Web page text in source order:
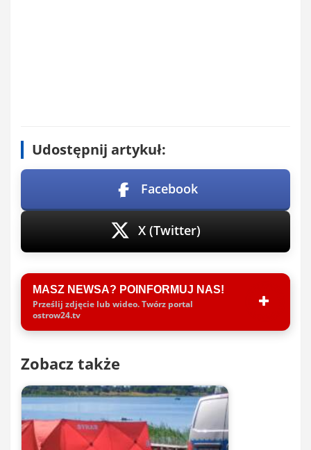
Udostępnij artykuł:
Facebook
X (Twitter)
MASZ NEWSA? POINFORMUJ NAS!
Prześlij zdjęcie lub wideo. Twórz portal
ostrow24.tv
Zobacz także